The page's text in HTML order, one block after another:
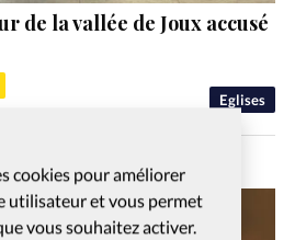
cookies pour améliorer
utilisateur et vous permet
vous souhaitez activer.
Eglises
de la vallée de Joux accusé